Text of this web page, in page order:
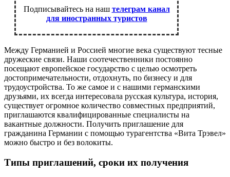
Подписывайтесь на наш телеграм канал
для иностранных туристов
Между Германией и Россией многие века существуют тесные
дружеские связи. Наши соотечественники постоянно
посещают европейское государство с целью осмотреть
достопримечательности, отдохнуть, по бизнесу и для
трудоустройства. То же самое и с нашими германскими
друзьями, их всегда интересовала русская культура, история,
существует огромное количество совместных предприятий,
приглашаются квалифицированные специалисты на
вакантные должности. Получить приглашение для
гражданина Германии с помощью турагентства «Вита Трэвел»
можно быстро и без волокиты.
Типы приглашений, сроки их получения